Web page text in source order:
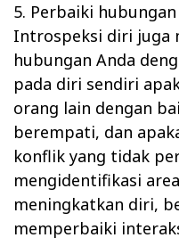
5. Perbaiki
Introspeksi diri juga
hubungan Anda
pada diri sendiri
orang lain dengan
berempati, dan
konflik yang tidak
mengidentifikasi
meningkatkan diri,
memperbaiki